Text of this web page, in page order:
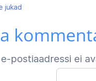
jukad
postiaadressi ei